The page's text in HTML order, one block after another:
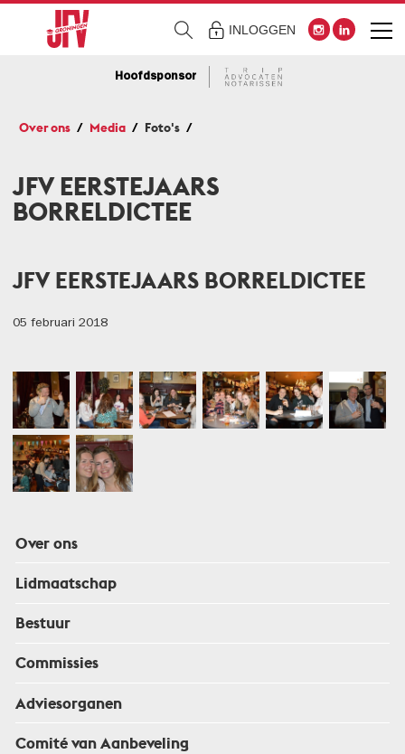
INLOGGEN
Hoofdsponsor
Over ons Media Foto's
Over ons
Lidmaatschap
Bestuur
Commissies
Adviesorganen
Comité van Aanbeveling
JFV EERSTEJAARS
BORRELDICTEE
JFV EERSTEJAARS BORRELDICTEE
05 februari 2018